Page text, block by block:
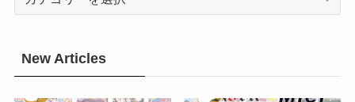
New Articles